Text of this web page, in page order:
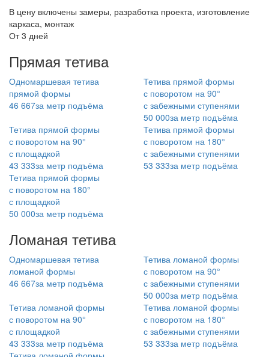
В цену включены замеры, разработка проекта, изготовление
каркаса, монтаж
От 3 дней
Прямая тетива
Одномаршевая тетива
прямой формы
46 667за метр подъёма
Тетива прямой формы
с поворотом на 90°
с забежными ступенями
50 000за метр подъёма
Тетива прямой формы
с поворотом на 90°
с площадкой
43 333за метр подъёма
Тетива прямой формы
с поворотом на 180°
с забежными ступенями
53 333за метр подъёма
Тетива прямой формы
с поворотом на 180°
с площадкой
50 000за метр подъёма
Ломаная тетива
Одномаршевая тетива
ломаной формы
46 667за метр подъёма
Тетива ломаной формы
с поворотом на 90°
с забежными ступенями
50 000за метр подъёма
Тетива ломаной формы
с поворотом на 90°
с площадкой
43 333за метр подъёма
Тетива ломаной формы
с поворотом на 180°
с забежными ступенями
53 333за метр подъёма